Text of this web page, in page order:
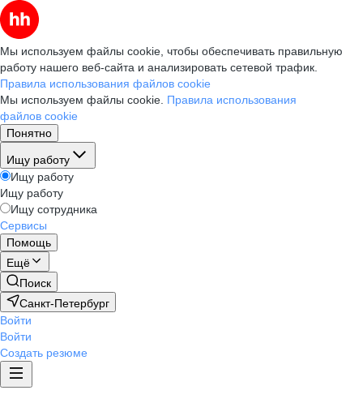
Мы используем файлы cookie, чтобы обеспечивать правильную
работу нашего веб-сайта и анализировать сетевой трафик.
Правила использования файлов cookie
Мы используем файлы cookie. Правила использования
файлов cookie
Понятно
Ищу работу
Ищу работу
Ищу работу
Ищу сотрудника
Сервисы
Помощь
Ещё
Поиск
Санкт-Петербург
Войти
Войти
Создать резюме